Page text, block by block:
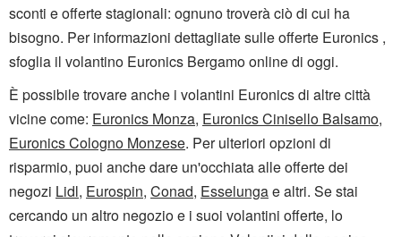
sconti e offerte stagionali: ognuno troverà ciò di cui ha
bisogno. Per informazioni dettagliate sulle offerte Euronics ,
sfoglia il volantino Euronics Bergamo online di oggi.
È possibile trovare anche i volantini Euronics di altre città
vicine come: Euronics Monza, Euronics Cinisello Balsamo,
Euronics Cologno Monzese. Per ulteriori opzioni di
risparmio, puoi anche dare un'occhiata alle offerte dei
negozi Lidl, Eurospin, Conad, Esselungae altri. Se stai
cercando un altro negozio e i suoi volantini offerte, lo